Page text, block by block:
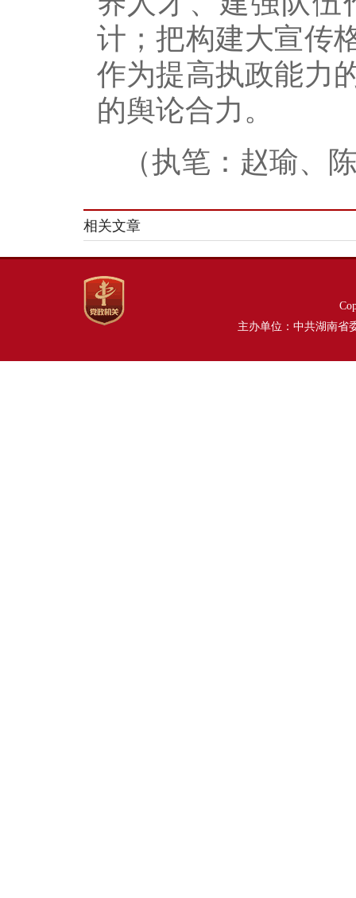
计；把构建大宣传
作为提高执政能力
的舆论合力。
（执笔：赵瑜、
相关文章
主办单位：中共湖南省